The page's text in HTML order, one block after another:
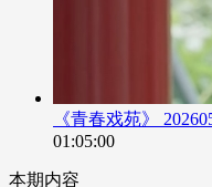
《青春戏苑》
01:05:00
本期内容